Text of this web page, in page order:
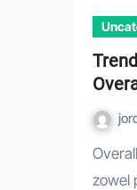
Overalls zijn veelzijdige kledingstukken die
zowel